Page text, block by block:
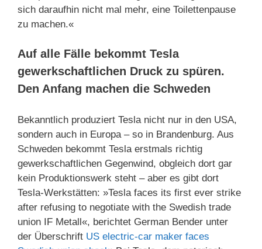
sich daraufhin nicht mal mehr, eine Toilettenpause
zu machen.«
Auf alle Fälle bekommt Tesla
gewerkschaftlichen Druck zu spüren.
Den Anfang machen die Schweden
Bekanntlich produziert Tesla nicht nur in den USA,
sondern auch in Europa – so in Brandenburg. Aus
Schweden bekommt Tesla erstmals richtig
gewerkschaftlichen Gegenwind, obgleich dort gar
kein Produktionswerk steht – aber es gibt dort
Tesla-Werkstätten: »Tesla faces its first ever strike
after refusing to negotiate with the Swedish trade
union IF Metall«, berichtet German Bender unter
der Überschrift US electric-car maker faces